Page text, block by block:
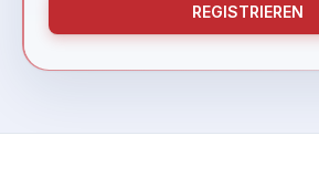
REGISTRIEREN